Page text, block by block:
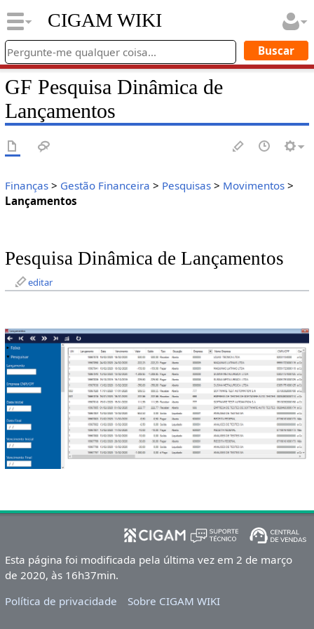
CIGAM WIKI
GF Pesquisa Dinâmica de
Lançamentos
Finanças> Gestão Financeira > Pesquisas> Movimentos>
Lançamentos
Pesquisa Dinâmica de Lançamentos
editar
Esta página foi modificada pela última vez em 2 de março
de 2020, às 16h37min.
Política de privacidade
Sobre CIGAM WIKI